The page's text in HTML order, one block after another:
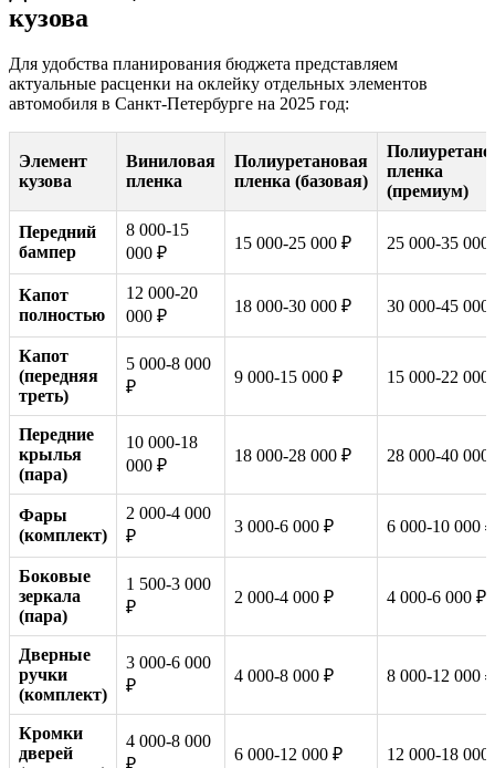
кузова
Для удобства планирования бюджета представляем
актуальные расценки на оклейку отдельных элементов
автомобиля в Санкт-Петербурге на 2025 год:
Элемент
кузова
Виниловая
пленка
Полиуретановая
пленка (базовая)
пленка
(премиум)
Передний
бампер
8 000-15
000 ₽
15 000-25 000 ₽ 25 000-35 000
Капот
полностью
12 000-20
000 ₽
18 000-30 000 ₽ 30 000-45 000
Капот
(передняя
треть)
5 000-8 000
₽
9 000-15 000 ₽ 15 000-22 000
Передние
крылья
(пара)
10 000-18
000 ₽
18 000-28 000 ₽ 28 000-40 000
Фары
(комплект)
2 000-4 000
₽
3 000-6 000 ₽ 6 000-10 000 ₽
Боковые
зеркала
(пара)
1 500-3 000
₽
2 000-4 000 ₽ 4 000-6 000 ₽
Дверные
ручки
(комплект)
3 000-6 000
₽
4 000-8 000 ₽ 8 000-12 000 ₽
Кромки
дверей
4 000-8 000
6 000-12 000 ₽ 12 000-18 000